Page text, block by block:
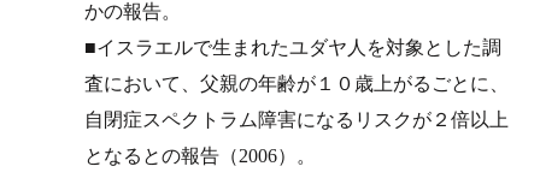
かの報告。
■イスラエルで生まれたユダヤ人を対象とした調
査において、父親の年齢が１０歳上がるごとに、
自閉症スペクトラム障害になるリスクが２倍以上
となるとの報告（2006）。